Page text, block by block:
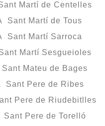
Martí de Centelles
Sant Martí de Tous
Sant Martí Sarroca
Martí Sesgueioles
Mateu de Bages
Sant Pere de Ribes
Pere de Riudebitlles
Pere de Torelló